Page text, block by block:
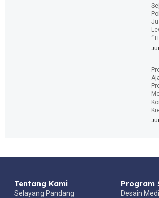
Tentang Kami
Selayang Pandang
Program
Desain